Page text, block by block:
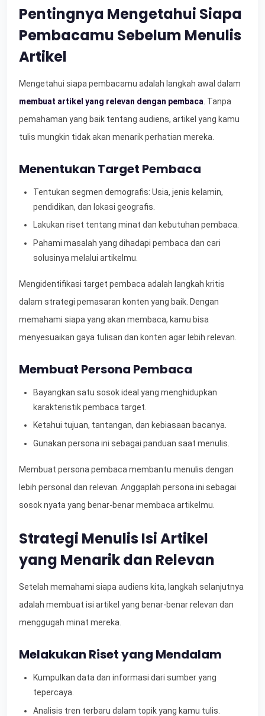
Pentingnya Mengetahui Siapa
Pembacamu Sebelum Menulis
Artikel
Mengetahui siapa pembacamu adalah langkah awal dalam
membuat artikel yang relevan dengan pembaca . Tanpa
pemahaman yang baik tentang audiens, artikel yang kamu
tulis mungkin tidak akan menarik perhatian mereka.
Menentukan Target Pembaca
Tentukan segmen demografis: Usia, jenis kelamin,
pendidikan, dan lokasi geografis.
Lakukan riset tentang minat dan kebutuhan pembaca.
Pahami masalah yang dihadapi pembaca dan cari
solusinya melalui artikelmu.
Mengidentifikasi target pembaca adalah langkah kritis
dalam strategi pemasaran konten yang baik. Dengan
memahami siapa yang akan membaca, kamu bisa
menyesuaikan gaya tulisan dan konten agar lebih relevan.
Membuat Persona Pembaca
Bayangkan satu sosok ideal yang menghidupkan
karakteristik pembaca target.
Ketahui tujuan, tantangan, dan kebiasaan bacanya.
Gunakan persona ini sebagai panduan saat menulis.
Membuat persona pembaca membantu menulis dengan
lebih personal dan relevan. Anggaplah persona ini sebagai
sosok nyata yang benar-benar membaca artikelmu.
Strategi Menulis Isi Artikel
yang Menarik dan Relevan
Setelah memahami siapa audiens kita, langkah selanjutnya
adalah membuat isi artikel yang benar-benar relevan dan
menggugah minat mereka.
Melakukan Riset yang Mendalam
Kumpulkan data dan informasi dari sumber yang
tepercaya.
Analisis tren terbaru dalam topik yang kamu tulis.